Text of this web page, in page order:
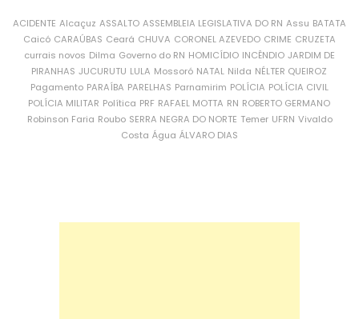
ACIDENTE Alcaçuz ASSALTO ASSEMBLEIA LEGISLATIVA DO RN Assu BATATA
Caicó CARAÚBAS Ceará CHUVA CORONEL AZEVEDO CRIME CRUZETA
currais novos Dilma Governo do RN HOMICÍDIO INCÊNDIO JARDIM DE
PIRANHAS JUCURUTU LULA Mossoró NATAL Nilda NÉLTER QUEIROZ
Pagamento PARAÍBA PARELHAS Parnamirim POLÍCIA POLÍCIA CIVIL
POLÍCIA MILITAR Política PRF RAFAEL MOTTA RN ROBERTO GERMANO
Robinson Faria Roubo SERRA NEGRA DO NORTE Temer UFRN Vivaldo
Costa Água ÁLVARO DIAS